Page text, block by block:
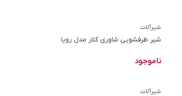
شیرآلات
شیر ظرفشویی شاوری کلار مدل رویا
ناموجود
شیرآلات